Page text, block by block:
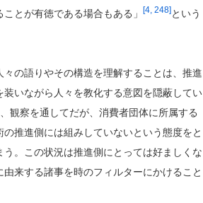
とが有徳である場合もある」
[4, 248]という
の語りやその構造を理解することは、推進
いながら人々を教化する意図を隠蔽してい
観察を通してだが、消費者団体に所属する
推進側には組みしていないという態度をと
。この状況は推進側にとっては好ましくな
来する諸事を時のフィルターにかけること